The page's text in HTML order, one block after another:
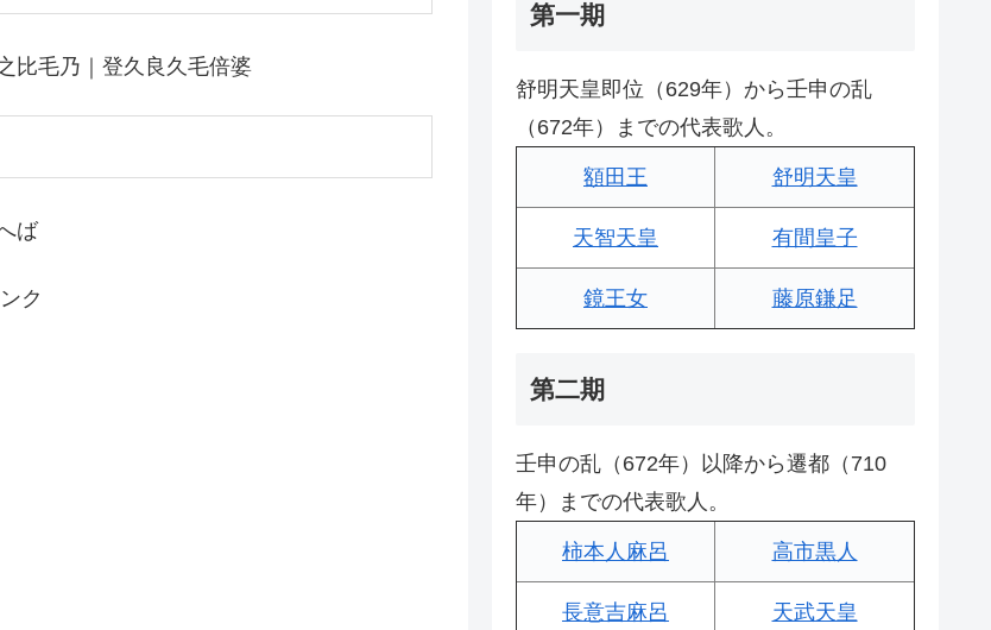
比毛乃｜登久良久毛倍婆
ば
ク
第一期
舒明天皇即位（629年）から壬申の乱
（672年）までの代表歌人。
額田王 舒明天皇
天智天皇 有間皇子
鏡王女 藤原鎌足
第二期
壬申の乱（672年）以降から遷都（710
年）までの代表歌人。
柿本人麻呂 高市黒人
長意吉麻呂 天武天皇